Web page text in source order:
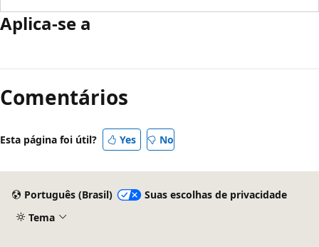
Aplica-se a
Comentários
Esta página foi útil? Yes No
Português (Brasil)
Suas escolhas de privacidade
Tema